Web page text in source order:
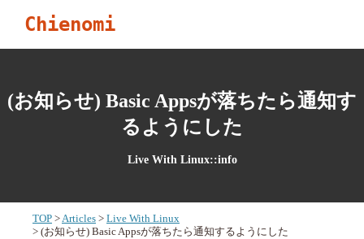
Chienomi
(お知らせ) Basic Appsが落ちたら通知す
るようにした
Live With Linux::info
TOP Articles
Live With Linux
(お知らせ) Basic Appsが落ちたら通知するようにした